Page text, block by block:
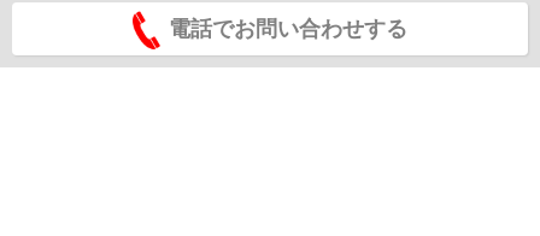
電話でお問い合わせする